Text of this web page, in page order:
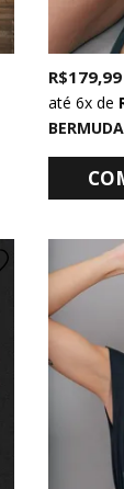
R$ 179,99
6x de